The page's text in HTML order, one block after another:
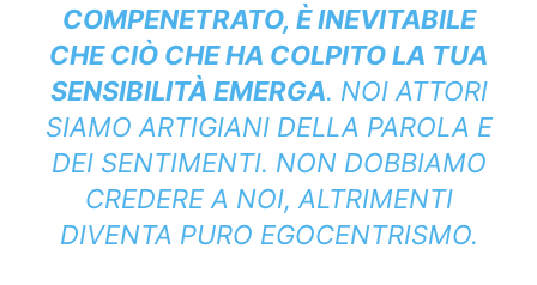
COMPENETRATO, È INEVITABILE
CHE CIÒ CHE HA COLPITO LA TUA
SENSIBILITÀ EMERGA. NOI ATTORI
SIAMO ARTIGIANI DELLA PAROLA E
DEI SENTIMENTI. NON DOBBIAMO
CREDERE A NOI, ALTRIMENTI
DIVENTA PURO EGOCENTRISMO.